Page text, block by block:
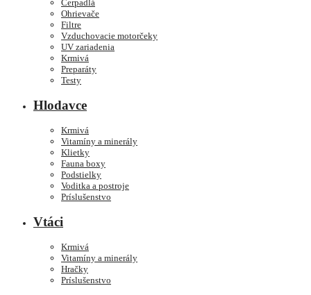
Čerpadlá
Ohrievače
Filtre
Vzduchovacie motorčeky
UV zariadenia
Krmivá
Preparáty
Testy
Hlodavce
Krmivá
Vitamíny a minerály
Klietky
Fauna boxy
Podstielky
Voditka a postroje
Príslušenstvo
Vtáci
Krmivá
Vitamíny a minerály
Hračky
Príslušenstvo